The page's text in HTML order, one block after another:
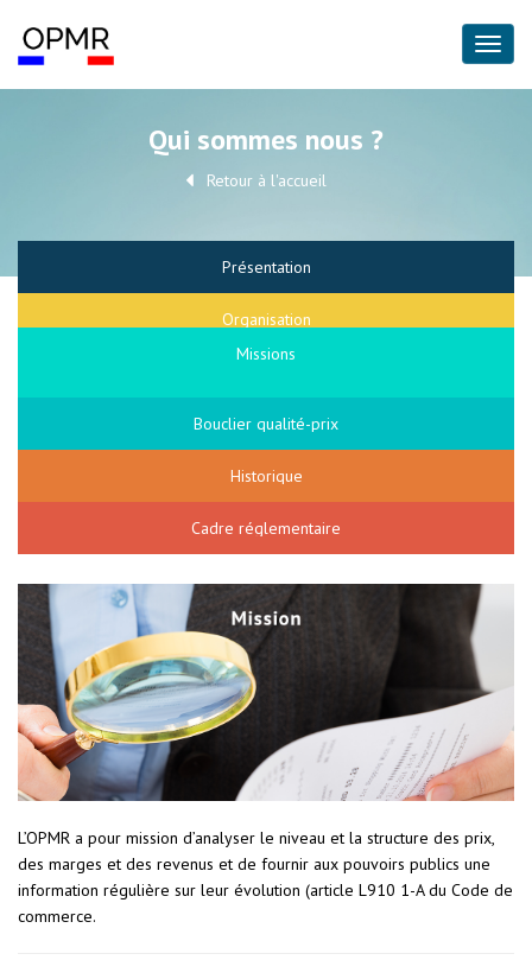
Qui sommes nous ?
Retour à l'accueil
Présentation
Organisation
Missions
Bouclier qualité-prix
Historique
Cadre réglementaire
L’OPMR a pour mission d’analyser le niveau et la structure des prix,
des marges et des revenus et de fournir aux pouvoirs publics une
information régulière sur leur évolution (article L910 1-A du Code de
commerce.